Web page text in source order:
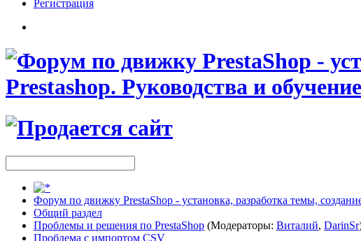
Регистрация
Форум по движку PrestaShop - установка, разработка темы,
Общий раздел
Проблемы и решения по PrestaShop (Модераторы: Виталий, DarinSr
Проблема с импортом CSV